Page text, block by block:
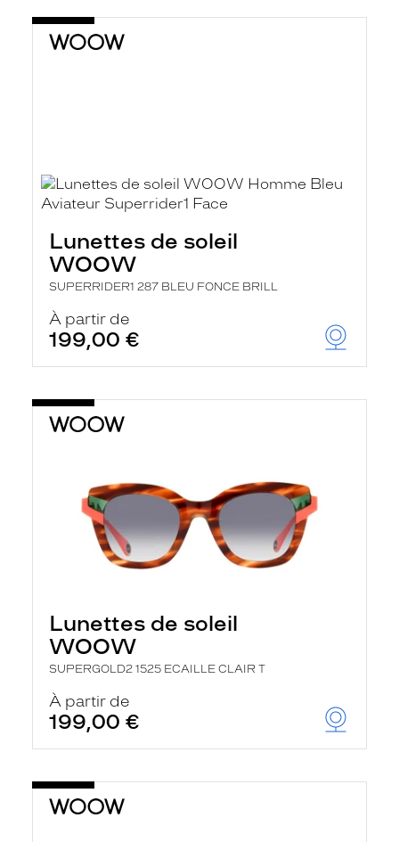
Lunettes de soleil
WOOW
SUPERRIDER1 287 BLEU FONCE BRILL
À partir de
199,00 €
Lunettes de soleil
WOOW
SUPERGOLD2 1525 ECAILLE CLAIR T
À partir de
199,00 €